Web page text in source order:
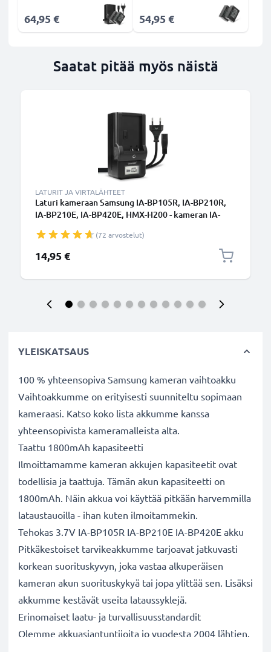
64,95 € 54,95 €
Saatat pitää myös näistä
LATURIT JA VIRTALÄHTEET
Laturi kameraan Samsung IA-BP105R, IA-BP210R,
IA-BP210E, IA-BP420E, HMX-H200 - kameran IA-
(72 arvostelut)
14,95 €
YLEISKATSAUS
100 % yhteensopiva Samsung kameran vaihtoakku
Vaihtoakkumme on erityisesti suunniteltu sopimaan
kameraasi. Katso koko lista akkumme kanssa
yhteensopivista kameramalleista alta.
Taattu 1800mAh kapasiteetti
Ilmoittamamme kameran akkujen kapasiteetit ovat
todellisia ja taattuja. Tämän akun kapasiteetti on
1800mAh. Näin akkua voi käyttää pitkään harvemmilla
lataustauoilla - ihan kuten ilmoitammekin.
Tehokas 3.7V IA-BP105R IA-BP210E IA-BP420E akku
Pitkäkestoiset tarvikeakkumme tarjoavat jatkuvasti
korkean suorituskyvyn, joka vastaa alkuperäisen
kameran akun suorituskykyä tai jopa ylittää sen. Lisäksi
akkumme kestävät useita lataussyklejä.
Erinomaiset laatu- ja turvallisuusstandardit
Olemme akkuasiantuntijoita jo vuodesta 2004 lähtien.